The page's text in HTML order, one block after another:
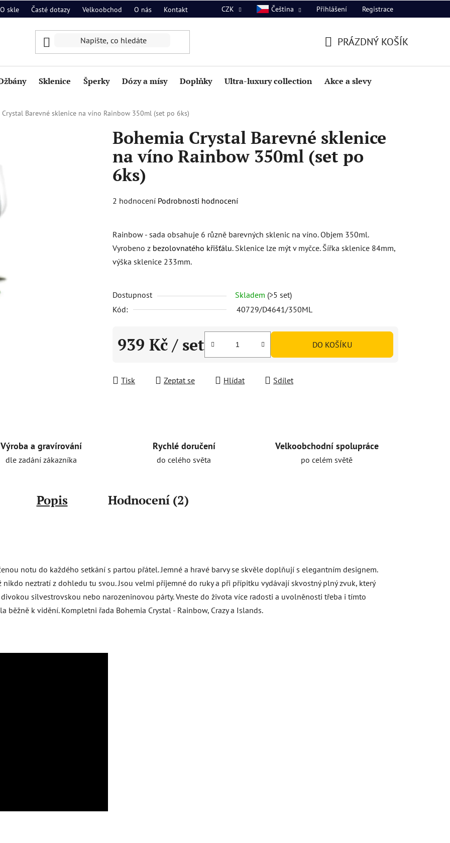
O skle Časté dotazy Velkoobchod O nás Kontakt CZK Čeština Přihlášení Registrace
KOŠÍK
PRÁZDNÝ KOŠÍK
Sklenice Šperky Dózy a mísy Doplňky Ultra-luxury collection Akce a slevy
Crystal Barevné sklenice na víno Rainbow 350ml (set po 6ks)
Bohemia Crystal Barevné sklenice
na víno Rainbow 350ml (set po
6ks)
Průměrné
je
5,0
z
hvězdiček.
2 hodnocení Podrobnosti hodnocení
Rainbow - sada obsahuje 6 různě barevných sklenic na víno. Objem 350ml.
Vyrobeno z bezolovnatého křišťálu. Sklenice lze mýt v myčce. Šířka sklenice 84mm,
výška sklenice 233mm.
Dostupnost Skladem (>5 set)
Kód:
40729/D4641/350ML
939 Kč / set DO KOŠÍKU
Tisk Zeptat se Hlídat Sdílet
Výroba a gravírování
dle zadání zákazníka
Rychlé doručení
do celého světa
Velkoobchodní spolupráce
po celém světě
Popis Hodnocení (2)
notu do každého setkání s partou přátel. Jemné a hravé barvy se skvěle doplňují s elegantním designem.
neztratí z dohledu tu svou. Jsou velmi příjemné do ruky a při přípitku vydávají skvostný plný zvuk, který
silvestrovskou nebo narozeninovou párty. Vneste do života více radosti a uvolněnosti třeba i tímto
běžně k vidění. Kompletni řada Bohemia Crystal - Rainbow, Crazy a Islands.